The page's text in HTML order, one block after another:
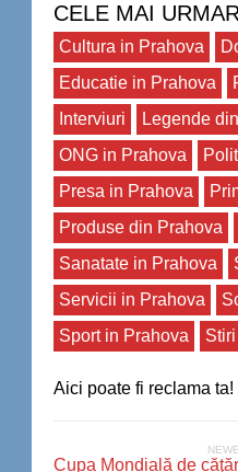
CELE MAI
Cultura in Prahova
Educatie in Prahova
Interviuri
Legende
ONG in Prahova
Presa in Prahova
Produse din Prahova
Sanatate in Prahova
Servicii in Prahova
Sport in Prahova
Stiri
Aici poate fi reclama ta!
Cupa Mondială de